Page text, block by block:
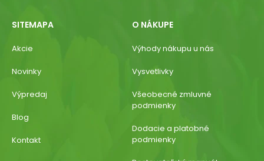
SITEMAPA
Akcie
Novinky
Výpredaj
Blog
Kontakt
O NÁKUPE
Výhody nákupu u nás
Vysvetlivky
Všeobecné zmluvné
podmienky
Dodacie a platobné
podmienky